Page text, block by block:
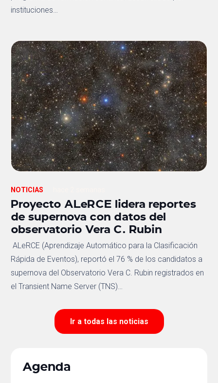
instituciones…
NOTICIAS
Proyecto ALeRCE lidera reportes
de supernova con datos del
observatorio Vera C. Rubin
ALeRCE (Aprendizaje Automático para la Clasificación
Rápida de Eventos), reportó el 76 % de los candidatos a
supernova del Observatorio Vera C. Rubin registrados en
el Transient Name Server (TNS)…
Ir a todas las noticias
Agenda